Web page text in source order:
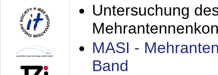
Untersuchung
MASI -
Band